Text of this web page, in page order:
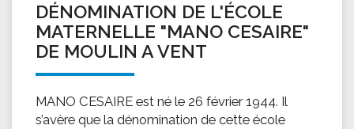
DÉNOMINATION DE L'ÉCOLE
MATERNELLE "MANO CESAIRE"
DE MOULIN A VENT
MANO CESAIRE est né le 26 février 1944. Il
s’avère que la dénomination de cette école